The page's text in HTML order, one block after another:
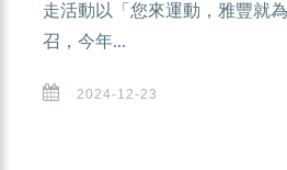
走活動以「您來運動，雅豐就
召，今年...
2024-12-23